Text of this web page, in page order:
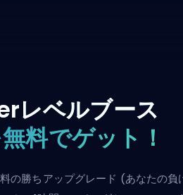
レベルブース
料でゲット！
の勝ちアップグレード (あなたの負